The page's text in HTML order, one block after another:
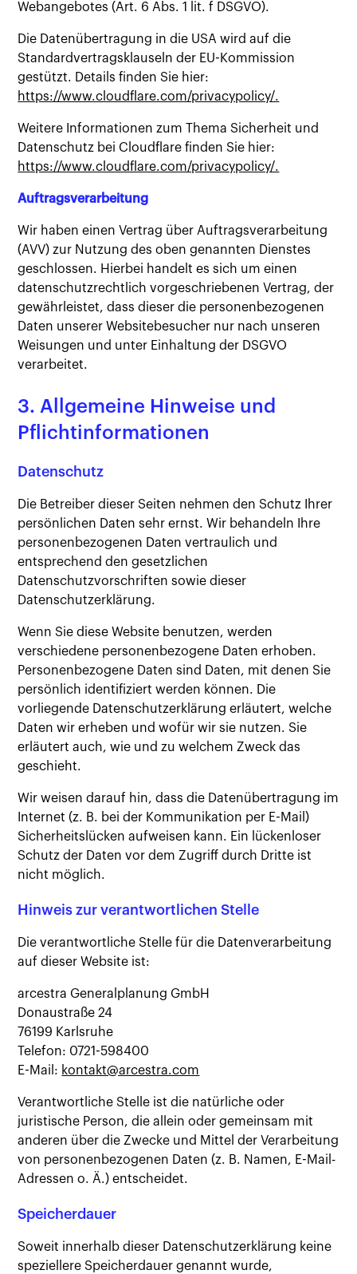
Webangebotes (Art. 6 Abs. 1 lit. f DSGVO).
Die Datenübertragung in die USA wird auf die
Standardvertragsklauseln der EU-Kommission
gestützt. Details finden Sie hier:
https://www.cloudflare.com/privacypolicy/.
Weitere Informationen zum Thema Sicherheit und
Datenschutz bei Cloudflare finden Sie hier:
https://www.cloudflare.com/privacypolicy/.
Auftragsverarbeitung
Wir haben einen Vertrag über Auftragsverarbeitung
(AVV) zur Nutzung des oben genannten Dienstes
geschlossen. Hierbei handelt es sich um einen
datenschutzrechtlich vorgeschriebenen Vertrag, der
gewährleistet, dass dieser die personenbezogenen
Daten unserer Websitebesucher nur nach unseren
Weisungen und unter Einhaltung der DSGVO
verarbeitet.
3. Allgemeine Hinweise und
Pflichtinformationen
Datenschutz
Die Betreiber dieser Seiten nehmen den Schutz Ihrer
persönlichen Daten sehr ernst. Wir behandeln Ihre
personenbezogenen Daten vertraulich und
entsprechend den gesetzlichen
Datenschutzvorschriften sowie dieser
Datenschutzerklärung.
Wenn Sie diese Website benutzen, werden
verschiedene personenbezogene Daten erhoben.
Personenbezogene Daten sind Daten, mit denen Sie
persönlich identifiziert werden können. Die
vorliegende Datenschutzerklärung erläutert, welche
Daten wir erheben und wofür wir sie nutzen. Sie
erläutert auch, wie und zu welchem Zweck das
geschieht.
Wir weisen darauf hin, dass die Datenübertragung im
Internet (z. B. bei der Kommunikation per E-Mail)
Sicherheitslücken aufweisen kann. Ein lückenloser
Schutz der Daten vor dem Zugriff durch Dritte ist
nicht möglich.
Hinweis zur verantwortlichen Stelle
Die verantwortliche Stelle für die Datenverarbeitung
auf dieser Website ist:
arcestra Generalplanung GmbH
Donaustraße 24
76199 Karlsruhe
Telefon: 0721-598400
E-Mail: kontakt@arcestra.com
Verantwortliche Stelle ist die natürliche oder
juristische Person, die allein oder gemeinsam mit
anderen über die Zwecke und Mittel der Verarbeitung
von personenbezogenen Daten (z. B. Namen, E-Mail-
Adressen o. Ä.) entscheidet.
Speicherdauer
Soweit innerhalb dieser Datenschutzerklärung keine
speziellere Speicherdauer genannt wurde,